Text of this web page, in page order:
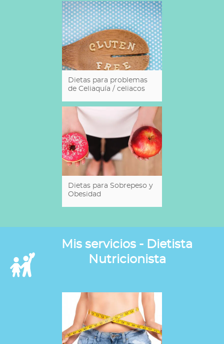
Dietas para problemas
de Celiaquía / celiacos
Dietas para Sobrepeso y
Obesidad
Mis servicios - Dietista
Nutricionista